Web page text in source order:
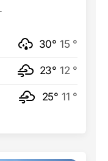
30° 15 °
23° 12 °
25° 11 °